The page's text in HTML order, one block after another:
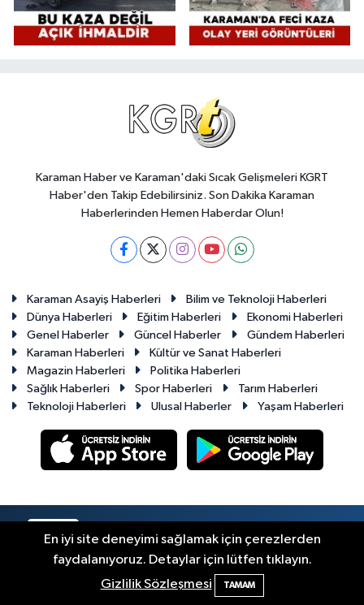
Karaman Haber ve Karaman'daki Sıcak Gelişmeleri KGRT
Haber'den Takip Edebilirsiniz. Son Dakika Karaman
Haberlerinden Hemen Haberdar Olun!
Karaman Asayiş Haberleri
Bilim ve Teknoloji Haberleri
Dünya Haberleri
Eğitim Haberleri
Ekonomi Haberleri
Genel Haberler
Güncel Haberler
Gündem Haberleri
Karaman Haberleri
Kültür ve Sanat Haberleri
Magazin Haberleri
Politika Haberleri
Sağlık Haberleri
Spor Haberleri
Tarım Haberleri
Teknoloji Haberleri
Ulusal Haberler Yaşam Haberleri
Haber Yazılımı:TE Bilişim
En iyi site deneyimi sağlamak için çerezlerden
faydalanıyoruz. Detaylar için lütfen tıklayın.
Gizlilik Sözleşmesi
TAMAM